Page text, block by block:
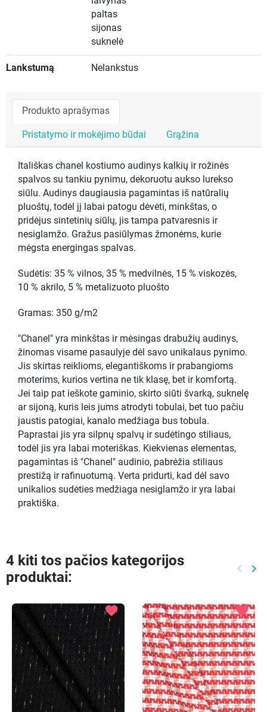
paltas
sijonas
suknelė
Lankstumą Nelankstus
Produkto aprašymas
Pristatymo ir mokėjimo būdai Grąžina
Itališkas chanel kostiumo audinys kalkių ir rožinės
spalvos su tankiu pynimu, dekoruotu aukso lurekso
siūlu. Audinys daugiausia pagamintas iš natūralių
pluoštų, todėl jį labai patogu dėvėti, minkštas, o
pridėjus sintetinių siūlų, jis tampa patvaresnis ir
nesiglamžo. Gražus pasiūlymas žmonėms, kurie
mėgsta energingas spalvas.
Sudėtis: 35 % vilnos, 35 % medvilnės, 15 % viskozės,
10 % akrilo, 5 % metalizuoto pluošto
Gramas: 350 g/m2
"Chanel" yra minkštas ir mėsingas drabužių audinys,
žinomas visame pasaulyje dėl savo unikalaus pynimo.
Jis skirtas reiklioms, elegantiškoms ir prabangioms
moterims, kurios vertina ne tik klasę, bet ir komfortą.
Jei taip pat ieškote gaminio, skirto siūti švarką, suknelę
ar sijoną, kuris leis jums atrodyti tobulai, bet tuo pačiu
jaustis patogiai, kanalo medžiaga bus tobula.
Paprastai jis yra silpnų spalvų ir sudėtingo stiliaus,
todėl jis yra labai moteriškas. Kiekvienas elementas,
pagamintas iš "Chanel" audinio, pabrėžia stiliaus
prestižą ir rafinuotumą. Verta pridurti, kad dėl savo
unikalios sudėties medžiaga nesiglamžo ir yra labai
praktiška.
4 kiti tos pačios kategorijos
produktai:
keyboard_arrow_left keyboard_arrow_right
favorite favorite